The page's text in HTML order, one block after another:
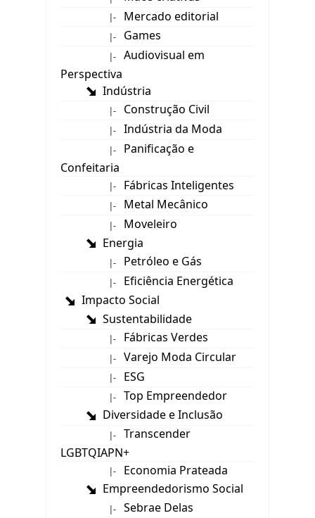
|- Mercado editorial
|- Games
|-
Audiovisual em
Perspectiva
Indústria
|- Construção Civil
|- Indústria da Moda
|-
Panificação e
Confeitaria
|- Fábricas Inteligentes
|- Metal Mecânico
|-
Moveleiro
Energia
|- Petróleo e Gás
|-
Eficiência Energética
Impacto Social
Sustentabilidade
|- Fábricas Verdes
|- Varejo Moda Circular
|- ESG
|-
Top Empreendedor
Diversidade e Inclusão
|-
Transcender
LGBTQIAPN+
|-
Economia Prateada
Empreendedorismo Social
|- Sebrae Delas